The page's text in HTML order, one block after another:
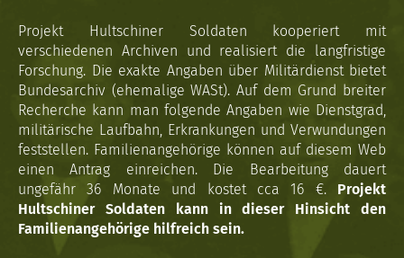
Projekt Hultschiner Soldaten kooperiert mit
verschiedenen Archiven und realisiert die langfristige
Forschung. Die exakte Angaben über Militärdienst bietet
Bundesarchiv (ehemalige WASt). Auf dem Grund breiter
Recherche kann man folgende Angaben wie Dienstgrad,
militärische Laufbahn, Erkrankungen und Verwundungen
feststellen. Familienangehörige können auf diesem Web
einen Antrag einreichen. Die Bearbeitung dauert
ungefähr 36 Monate und kostet cca 16 €. Projekt
Hultschiner Soldaten kann in dieser Hinsicht den
Familienangehörige hilfreich sein.